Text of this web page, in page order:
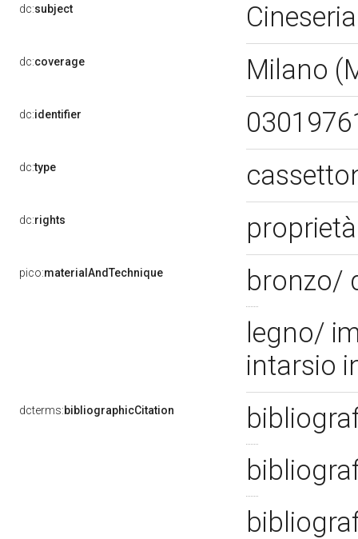
dc:subject
dc:coverage Milano
dc:identifier
dc:type
dc:rights
pico:materialAndTechnique
bronzo/
legno/
intarsio
dcterms:bibliographicCitation